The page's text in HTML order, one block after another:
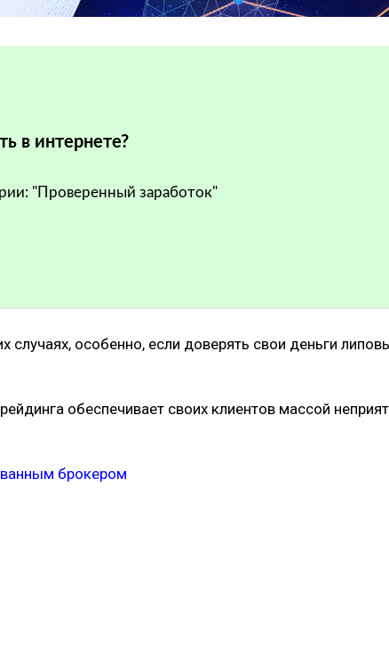
в интернете?
"Проверенный заработок"
случаях, особенно, если доверять свои деньги
обеспечивает своих клиентов массой
брокером